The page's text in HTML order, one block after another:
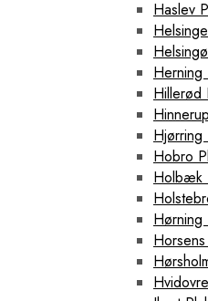
Haslev
Herning
Hillerød
Hjørring
Hobro
Holbæk
Hørning